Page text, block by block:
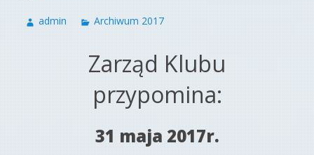
admin Archiwum 2017
Zarząd Klubu
przypomina:
31 maja 2017r.